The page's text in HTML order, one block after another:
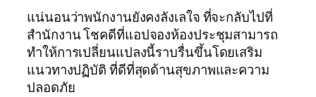
แน่นอนว่าพนักงานยังคงลังเลใจ ที่จะกลับไปที่
สำนักงาน โชคดีที่แอปจองห้องประชุมสามารถ
ทำให้การเปลี่ยนแปลงนี้ราบรื่นขึ้นโดยเสริม
แนวทางปฏิบัติ ที่ดีที่สุดด้านสุขภาพและความ
ปลอดภัย